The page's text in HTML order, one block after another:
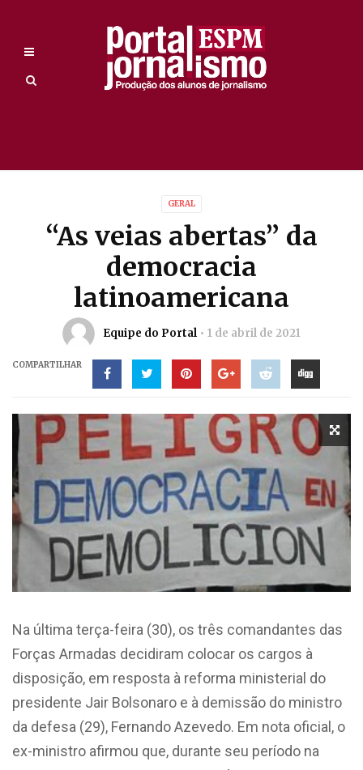
GERAL
“As veias abertas” da
democracia
latinoamericana
Equipe do Portal 1 de abril de 2021
COMPARTILHAR
Na última terça-feira (30), os três comandantes das
Forças Armadas decidiram colocar os cargos à
disposição, em resposta à reforma ministerial do
presidente Jair Bolsonaro e à demissão do ministro
da defesa (29), Fernando Azevedo. Em nota oficial, o
ex-ministro afirmou que, durante seu período na